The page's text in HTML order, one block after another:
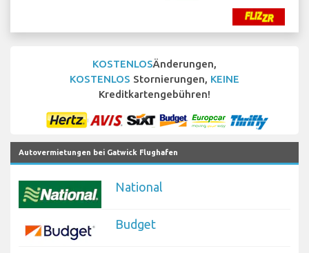
KOSTENLOSÄnderungen,
KOSTENLOS Stornierungen, KEINE
Kreditkartengebühren!
Autovermietungen bei Gatwick Flughafen
National
Budget